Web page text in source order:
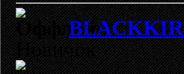
BLACKKIR
Новичок